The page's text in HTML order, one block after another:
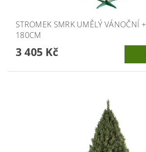
STROMEK SMRK UMĚLÝ VÁNOČNÍ
180CM
3 405 Kč